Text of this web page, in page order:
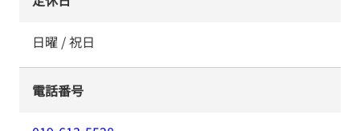
日曜 / 祝日
電話番号